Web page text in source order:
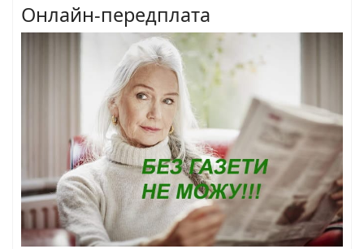
Онлайн-передплата